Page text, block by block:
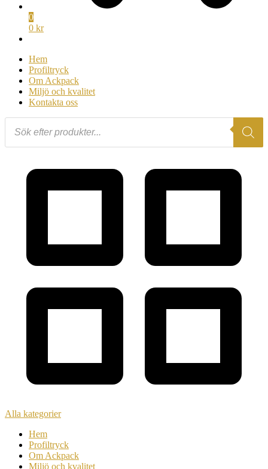
0
0 kr
Hem
Profiltryck
Om Ackpack
Miljö och kvalitet
Kontakta oss
Products
search
Alla kategorier
Hem
Profiltryck
Om Ackpack
Miljö och kvalitet